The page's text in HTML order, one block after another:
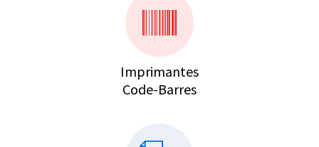
Imprimantes
Code-Barres